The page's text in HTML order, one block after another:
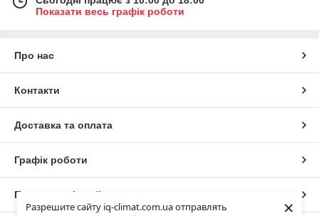
Разрешите сайту iq-climat.com.ua отправлять
×
Показати весь графік роботи
Про нас
Контакти
Доставка та оплата
Графік роботи
Повна версія сайту